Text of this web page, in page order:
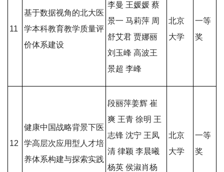
11
基于数据视角的北大医
学本科教育教学质量评
价体系建设
李曼 王媛媛 蔡
景一 马莉萍 周
舒艾君 贾娜丽
刘玉峰 高波王
景超 李峰
北京
大学
一等
奖
12
健康中国战略背景下医
学高层次应用型人才培
养体系构建与探索实践
段丽萍姜辉 崔
爽 王青 徐明 王
志锋 沈宁 王凤
清 律颖 李晨曦
杨英 侯淑肖杨
北京
大学
一等
奖